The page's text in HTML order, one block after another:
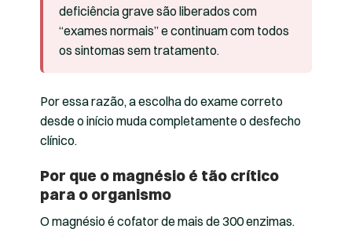
deficiência grave são liberados com
“exames normais” e continuam com todos
os sintomas sem tratamento.
Por essa razão, a escolha do exame correto
desde o início muda completamente o desfecho
clínico.
Por que o magnésio é tão crítico
para o organismo
O magnésio é cofator de mais de 300 enzimas.